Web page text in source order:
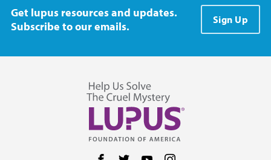
Get lupus resources and updates.
Subscribe to our emails.
Sign Up